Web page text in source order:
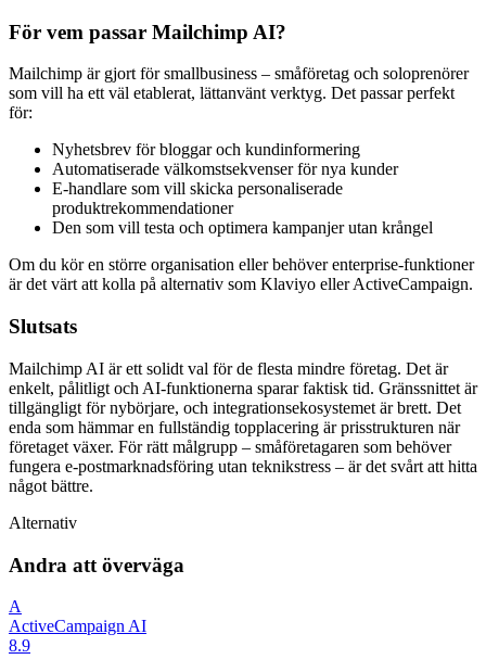
För vem passar Mailchimp AI?
Mailchimp är gjort för smallbusiness – småföretag och soloprenörer
som vill ha ett väl etablerat, lättanvänt verktyg. Det passar perfekt
för:
Nyhetsbrev för bloggar och kundinformering
Automatiserade välkomstsekvenser för nya kunder
E-handlare som vill skicka personaliserade
produktrekommendationer
Den som vill testa och optimera kampanjer utan krångel
Om du kör en större organisation eller behöver enterprise-funktioner
är det värt att kolla på alternativ som Klaviyo eller ActiveCampaign.
Slutsats
Mailchimp AI är ett solidt val för de flesta mindre företag. Det är
enkelt, pålitligt och AI-funktionerna sparar faktisk tid. Gränssnittet är
tillgängligt för nybörjare, och integrationsekosystemet är brett. Det
enda som hämmar en fullständig topplacering är prisstrukturen när
företaget växer. För rätt målgrupp – småföretagaren som behöver
fungera e-postmarknadsföring utan teknikstress – är det svårt att hitta
något bättre.
Alternativ
Andra att överväga
A
ActiveCampaign AI
8.9